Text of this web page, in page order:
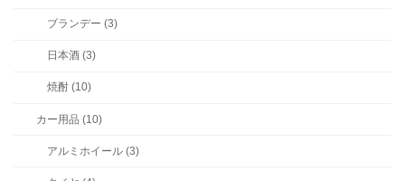
ブランデー (3)
日本酒 (3)
焼酎 (10)
カー用品 (10)
アルミホイール (3)